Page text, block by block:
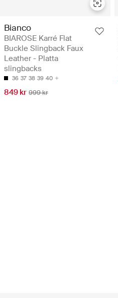
Bianco
BIAROSE Karré Flat
Buckle Slingback Faux
Leather - Platta
slingbacks
36 37 38 39 40
849 kr 999 kr